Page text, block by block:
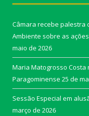
Câmara recebe palestra
Ambiente sobre as ações
maio de 2026
Maria Matogrosso Costa
Paragominense 25 de
Sessão Especial em
março de 2026